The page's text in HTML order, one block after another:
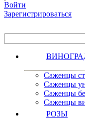
Войти
Зарегистрироваться
Саженцы
Саженцы
Саженцы
Саженцы
РОЗЫ